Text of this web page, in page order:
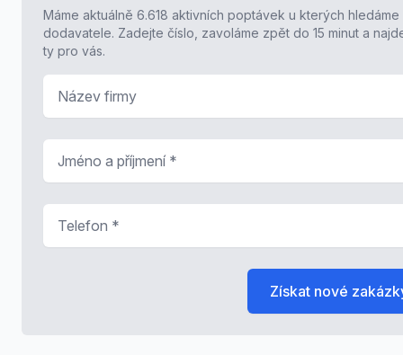
Máme aktuálně 6.618 aktivních poptávek u kterých hledáme
dodavatele. Zadejte číslo, zavoláme zpět do 15 minut a
ty pro vás.
Získat nové